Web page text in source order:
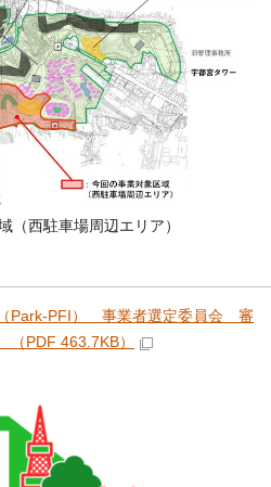
（西駐車場周辺エリア）
Park-PFI） 事業者選定委員会 審
PDF 463.7KB）